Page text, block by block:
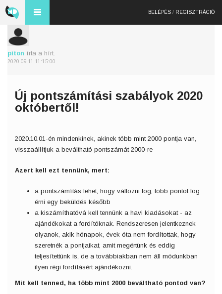
BELÉPÉS / REGISZTRÁCIÓ
piton írta a hírt.
2020-09-11 11:15:00
Új pontszámítási szabályok 2020
októbertől!
2020.10.01-én mindenkinek, akinek több mint 2000 pontja van,
visszaállítjuk a beváltható pontszámát 2000-re
Azert kell ezt tennünk, mert:
a pontszámítás lehet, hogy változni fog, több pontot fog
érni egy beküldés később
a kiszámíthatóvá kell tennünk a havi kiadásokat - az
ajándékokat a fordítóknak. Rendszeresen jelentkeznek
olyanok, akik hónapok, évek óta nem fordítottak, hogy
szeretnék a pontjaikat, amit megértünk és eddig
teljesítettünk is, de a továbbiakban nem áll módunkban
ilyen régi fordításért ajándékozni.
Mit kell tenned, ha több mint 2000 beváltható pontod van?